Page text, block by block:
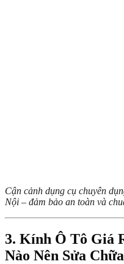
Cận cảnh dụng cụ chuyên
Nội – đảm bảo an toàn và
3. Kính Ô Tô Giá
Nào Nên Sửa